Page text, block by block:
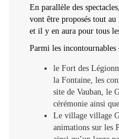
En parallèle des
vont être proposés tout
et il y en aura pour tous
Parmi les incontournables
le Fort des
la Fontaine, les
site de Vauban, le
cérémonie ainsi
Le village village
animations sur les